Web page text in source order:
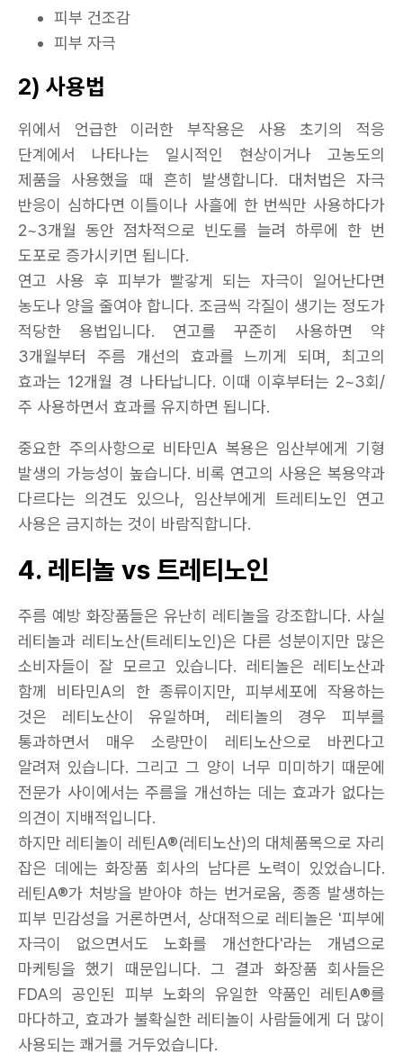
피부 건조감
피부 자극
2) 사용법
위에서 언급한 이러한 부작용은 사용 초기의 적응
단계에서 나타나는 일시적인 현상이거나 고농도의
제품을 사용했을 때 흔히 발생합니다. 대처법은 자극
반응이 심하다면 이틀이나 사흘에 한 번씩만 사용하다가
2~3개월 동안 점차적으로 빈도를 늘려 하루에 한 번
도포로 증가시키면 됩니다.
연고 사용 후 피부가 빨갛게 되는 자극이 일어난다면
농도나 양을 줄여야 합니다. 조금씩 각질이 생기는 정도가
적당한 용법입니다. 연고를 꾸준히 사용하면 약
3개월부터 주름 개선의 효과를 느끼게 되며, 최고의
효과는 12개월 경 나타납니다. 이때 이후부터는 2~3회/
주 사용하면서 효과를 유지하면 됩니다.
중요한 주의사항으로 비타민A 복용은 임산부에게 기형
발생의 가능성이 높습니다. 비록 연고의 사용은 복용약과
다르다는 의견도 있으나, 임산부에게 트레티노인 연고
사용은 금지하는 것이 바람직합니다.
4. 레티놀 vs 트레티노인
주름 예방 화장품들은 유난히 레티놀을 강조합니다. 사실
레티놀과 레티노산(트레티노인)은 다른 성분이지만 많은
소비자들이 잘 모르고 있습니다. 레티놀은 레티노산과
함께 비타민A의 한 종류이지만, 피부세포에 작용하는
것은 레티노산이 유일하며, 레티놀의 경우 피부를
통과하면서 매우 소량만이 레티노산으로 바뀐다고
알려져 있습니다. 그리고 그 양이 너무 미미하기 때문에
전문가 사이에서는 주름을 개선하는 데는 효과가 없다는
의견이 지배적입니다.
하지만 레티놀이 레틴A®(레티노산)의 대체품목으로 자리
잡은 데에는 화장품 회사의 남다른 노력이 있었습니다.
레틴A®가 처방을 받아야 하는 번거로움, 종종 발생하는
피부 민감성을 거론하면서, 상대적으로 레티놀은 '피부에
자극이 없으면서도 노화를 개선한다'라는 개념으로
마케팅을 했기 때문입니다. 그 결과 화장품 회사들은
FDA의 공인된 피부 노화의 유일한 약품인 레틴A®를
마다하고, 효과가 불확실한 레티놀이 사람들에게 더 많이
사용되는 쾌거를 거두었습니다.